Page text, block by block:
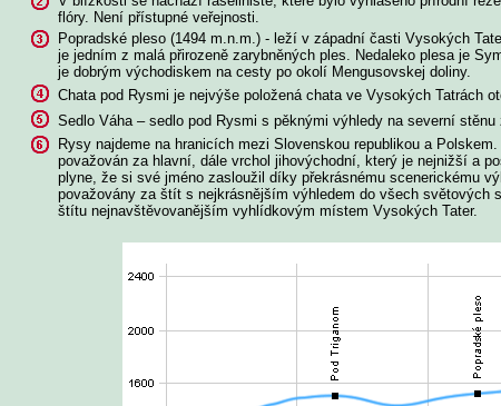
flóry. Není přístupné veřejnosti.
Popradské pleso (1494 m.n.m.) - leží v západní časti Vysokých
je jedním z malá přirozeně zarybněných ples. Nedaleko plesa je
je dobrým východiskem na cesty po okolí Mengusovskej doliny.
Chata pod Rysmi je nejvýše položená chata ve Vysokých Tatrách
Sedlo Váha – sedlo pod Rysmi s pěknými výhledy na severní stěnu
Rysy najdeme na hranicích mezi Slovenskou republikou a
považován za hlavní, dále vrchol jihovýchodní, který je nejnižší a
plyne, že si své jméno zasloužil díky překrásnému scenerickému
považovány za štít s nejkrásnějším výhledem do všech světových
štítu nejnavštěvovanějším vyhlídkovým místem Vysokých Tater.